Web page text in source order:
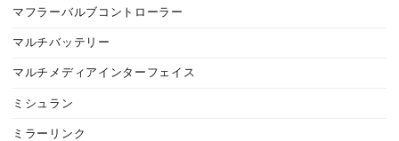
マフラーバルブコントローラー
マルチバッテリー
マルチメディアインターフェイス
ミシュラン
ミラーリンク